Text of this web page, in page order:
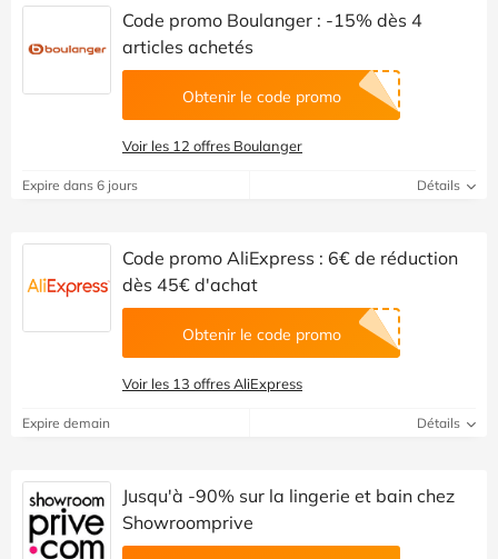
Code promo Boulanger : -15% dès 4
articles achetés
Obtenir le code promo
Voir les 12 offres Boulanger
Expire dans 6 jours Détails
Code promo AliExpress : 6€ de réduction
dès 45€ d'achat
Obtenir le code promo
Voir les 13 offres AliExpress
Expire demain Détails
Jusqu'à -90% sur la lingerie et bain chez
Showroomprive